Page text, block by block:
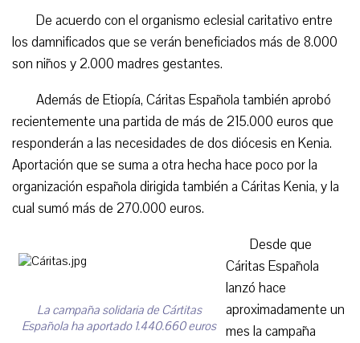
De acuerdo con el organismo eclesial caritativo entre
los damnificados que se verán beneficiados más de 8.000
son niños y 2.000 madres gestantes.
Además de Etiopía, Cáritas Española también aprobó
recientemente una partida de más de 215.000 euros que
responderán a las necesidades de dos diócesis en Kenia.
Aportación que se suma a otra hecha hace poco por la
organización española dirigida también a Cáritas Kenia, y la
cual sumó más de 270.000 euros.
La campaña solidaria de Cártitas
Española ha aportado 1.440.660 euros
Desde que
Cáritas Española
lanzó hace
aproximadamente un
mes la campaña